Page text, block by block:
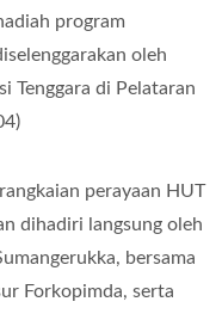
program
oleh
Tenggara di Pelataran
perayaan HUT
dihadiri langsung oleh
bersama
Forkopimda, serta